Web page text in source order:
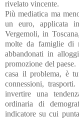
rivelato vincente.
Più mediatica ma
un euro, applicata
Vergemoli, in
molte da famiglie di
abbandonati in
promozione del
casa il problema, è
connessioni,
invertire una
ordinaria di
indicatore su cui